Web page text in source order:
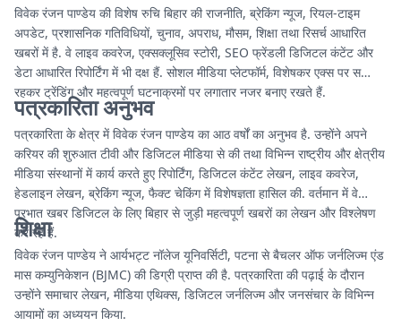
विवेक रंजन पाण्डेय की विशेष रुचि बिहार की राजनीति, ब्रेकिंग न्यूज, रियल-टाइम
अपडेट, प्रशासनिक गतिविधियों, चुनाव, अपराध, मौसम, शिक्षा तथा रिसर्च आधारित
खबरों में है. वे लाइव कवरेज, एक्सक्लूसिव स्टोरी, SEO फ्रेंडली डिजिटल कंटेंट और
डेटा आधारित रिपोर्टिंग में भी दक्ष हैं. सोशल मीडिया प्लेटफॉर्म, विशेषकर एक्स पर सक्रिय
रहकर ट्रेंडिंग और महत्वपूर्ण घटनाक्रमों पर लगातार नजर बनाए रखते हैं.
पत्रकारिता अनुभव
पत्रकारिता के क्षेत्र में विवेक रंजन पाण्डेय का आठ वर्षों का अनुभव है. उन्होंने अपने
करियर की शुरुआत टीवी और डिजिटल मीडिया से की तथा विभिन्न राष्ट्रीय और क्षेत्रीय
मीडिया संस्थानों में कार्य करते हुए रिपोर्टिंग, डिजिटल कंटेंट लेखन, लाइव कवरेज,
हेडलाइन लेखन, ब्रेकिंग न्यूज, फैक्ट चेकिंग में विशेषज्ञता हासिल की. वर्तमान में वे
प्रभात खबर डिजिटल के लिए बिहार से जुड़ी महत्वपूर्ण खबरों का लेखन और विश्लेषण
कर रहे हैं.
शिक्षा
विवेक रंजन पाण्डेय ने आर्यभट्ट नॉलेज यूनिवर्सिटी, पटना से बैचलर ऑफ जर्नलिज्म एंड
मास कम्युनिकेशन (BJMC) की डिग्री प्राप्त की है. पत्रकारिता की पढ़ाई के दौरान
उन्होंने समाचार लेखन, मीडिया एथिक्स, डिजिटल जर्नलिज्म और जनसंचार के विभिन्न
आयामों का अध्ययन किया.